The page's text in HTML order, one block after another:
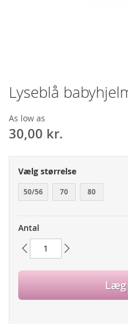
Gå
til
starten
af
billedgalleriet
Lyseblå
As low as
30,00 kr.
Vælg størrelse
50/56 70 80
Antal